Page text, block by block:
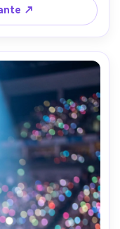
falha suave, alta
↗